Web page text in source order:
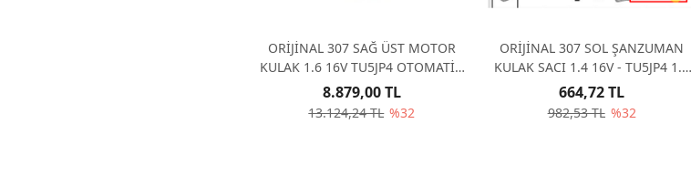
ORİJİNAL 307 SAĞ ÜST MOTOR
KULAK 1.6 16V TU5JP4 OTOMATİK
ŞANZUMAN 1839H8
13.124,24 TL %32
8.879,00 TL
ORİJİNAL 307 SOL ŞANZUMAN
KULAK SACI 1.4 16V - TU5JP4 1.6
MA ŞANZUMAN 181369
982,53 TL %32
664,72 TL